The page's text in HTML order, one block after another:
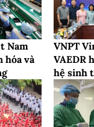
Nam
hóa và
VNPT
VAEDR
hệ sinh